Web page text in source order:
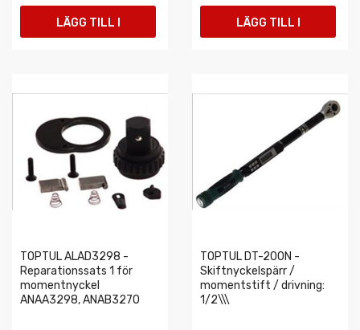
LÄGG TILL I LÄGG TILL I
TOPTUL ALAD3298 -
Reparationssats 1 för
momentnyckel
ANAA3298, ANAB3270
TOPTUL DT-200N -
Skiftnyckelspärr /
momentstift / drivning:
1/2\\\